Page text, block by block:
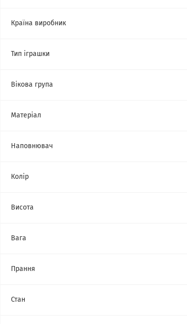
Країна виробник
Тип іграшки
Вікова група
Матеріал
Наповнювач
Колір
Висота
Вага
Прання
Стан